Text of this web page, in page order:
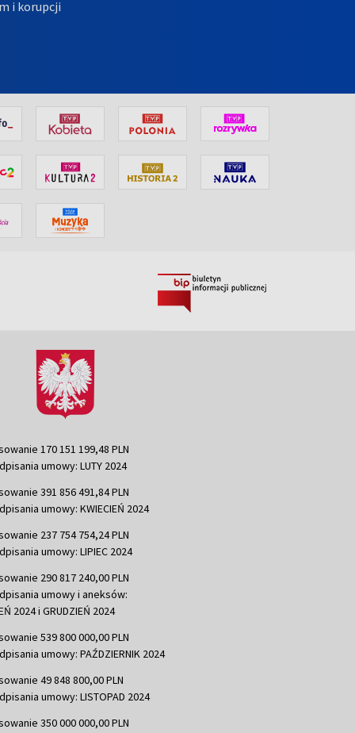
i korupcji
170 151 199,48 PLN
umowy: LUTY 2024
391 856 491,84 PLN
umowy: KWIECIEŃ 2024
237 754 754,24 PLN
umowy: LIPIEC 2024
290 817 240,00 PLN
umowy i aneksów:
2024 i GRUDZIEŃ 2024
539 800 000,00 PLN
umowy: PAŹDZIERNIK 2024
49 848 800,00 PLN
umowy: LISTOPAD 2024
350 000 000,00 PLN